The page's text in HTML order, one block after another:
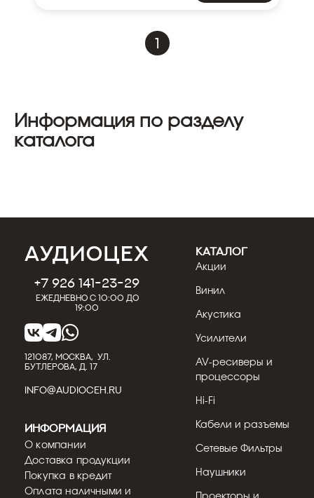
1
Информация по разделу
каталога
+7 926 141-23-29
Ежедневно с 10:00 до
19:00
121087, МОСКВА, УЛ.
БУТЛЕРОВА, Д. 17
INFO@AUDIOCEH.RU
КАТАЛОГ
Акции
Винил
Акустика
Усилители
AV-ресиверы и
процессоры
Hi-Fi
Кабели и разъемы
Сетевые Фильтры
Наушники
Информация
О компании
Доставка продукции
Покупка в кредит
Оплата наличными и